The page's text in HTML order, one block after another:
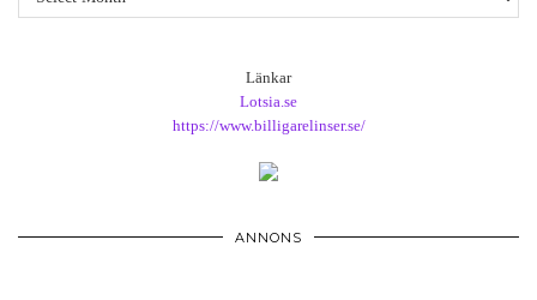
Länkar
Lotsia.se
https://www.billigarelinser.se/
ANNONS